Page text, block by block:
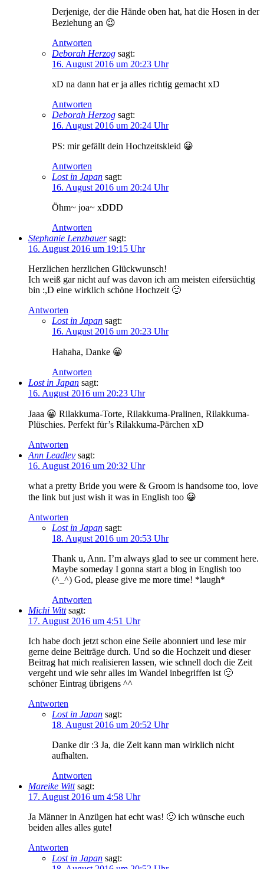
Derjenige, der die Hände oben hat, hat die Hosen in der
Beziehung an 😉
Antworten
Deborah Herzog sagt:
16. August 2016 um 20:23 Uhr
xD na dann hat er ja alles richtig gemacht xD
Antworten
Deborah Herzog sagt:
16. August 2016 um 20:24 Uhr
PS: mir gefällt dein Hochzeitskleid 😀
Antworten
Lost in Japan sagt:
16. August 2016 um 20:24 Uhr
Öhm~ joa~ xDDD
Antworten
Stephanie Lenzbauer sagt:
16. August 2016 um 19:15 Uhr
Herzlichen herzlichen Glückwunsch!
Ich weiß gar nicht auf was davon ich am meisten eifersüchtig
bin :,D eine wirklich schöne Hochzeit 🙂
Antworten
Lost in Japan sagt:
16. August 2016 um 20:23 Uhr
Hahaha, Danke 😀
Antworten
Lost in Japan sagt:
16. August 2016 um 20:23 Uhr
Jaaa 😀 Rilakkuma-Torte, Rilakkuma-Pralinen, Rilakkuma-
Plüschies. Perfekt für’s Rilakkuma-Pärchen xD
Antworten
Ann Leadley sagt:
16. August 2016 um 20:32 Uhr
what a pretty Bride you were & Groom is handsome too, love
the link but just wish it was in English too 😀
Antworten
Lost in Japan sagt:
18. August 2016 um 20:53 Uhr
Thank u, Ann. I’m always glad to see ur comment here.
Maybe someday I gonna start a blog in English too
(^_^) God, please give me more time! *laugh*
Antworten
Michi Witt sagt:
17. August 2016 um 4:51 Uhr
Ich habe doch jetzt schon eine Seile abonniert und lese mir
gerne deine Beiträge durch. Und so die Hochzeit und dieser
Beitrag hat mich realisieren lassen, wie schnell doch die Zeit
vergeht und wie sehr alles im Wandel inbegriffen ist 🙂
schöner Eintrag übrigens ^^
Antworten
Lost in Japan sagt:
18. August 2016 um 20:52 Uhr
Danke dir :3 Ja, die Zeit kann man wirklich nicht
aufhalten.
Antworten
Mareike Witt sagt:
17. August 2016 um 4:58 Uhr
Ja Männer in Anzügen hat echt was! 🙂 ich wünsche euch
beiden alles alles gute!
Antworten
Lost in Japan sagt: